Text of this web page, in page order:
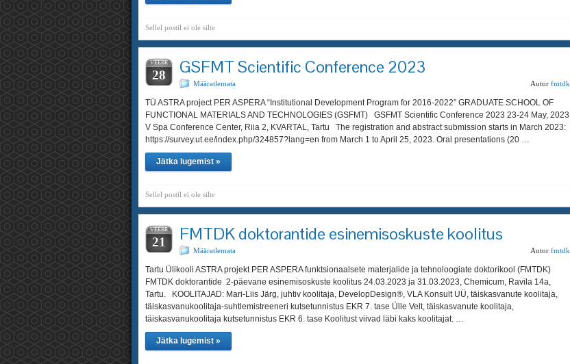
Sellel postil ei ole silte
VEEBR
28 GSFMT Scientific Conference 2023
Määratlemata Autor fmtdk
TÜ ASTRA project PER ASPERA “Institutional Development Program for 2016-2022” GRADUATE SCHOOL OF
FUNCTIONAL MATERIALS AND TECHNOLOGIES (GSFMT) GSFMT Scientific Conference 2023 23-24 May, 2023
V Spa Conference Center, Riia 2, KVARTAL, Tartu The registration and abstract submission starts in March 2023:
https://survey.ut.ee/index.php/324857?lang=en from March 1 to April 25, 2023. Oral presentations (20 …
Jätka lugemist »
Sellel postil ei ole silte
VEEBR
21 FMTDK doktorantide esinemisoskuste koolitus
Määratlemata Autor fmtdk
Tartu Ülikooli ASTRA projekt PER ASPERA funktsionaalsete materjalide ja tehnoloogiate doktorikool (FMTDK)
FMTDK doktorantide 2-päevane esinemisoskuste koolitus 24.03.2023 ja 31.03.2023, Chemicum, Ravila 14a,
Tartu. KOOLITAJAD: Mari-Liis Järg, juhtiv koolitaja, DevelopDesign®, VLA Konsult UÜ, täiskasvanute koolitaja,
täiskasvanukoolitaja-suhtlemistreeneri kutsetunnistus EKR 7. tase Ülle Velt, täiskasvanute koolitaja,
täiskasvanukoolitaja kutsetunnistus EKR 6. tase Koolitust viivad läbi kaks koolitajat. …
Jätka lugemist »